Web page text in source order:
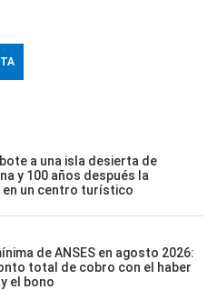
a una isla desierta de
y 100 años después la
un centro turístico
de ANSES en agosto 2026:
total de cobro con el haber
el bono